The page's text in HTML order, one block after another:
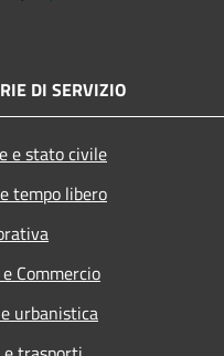
DI SERVIZIO
e stato civile
tempo libero
Commercio
urbanistica